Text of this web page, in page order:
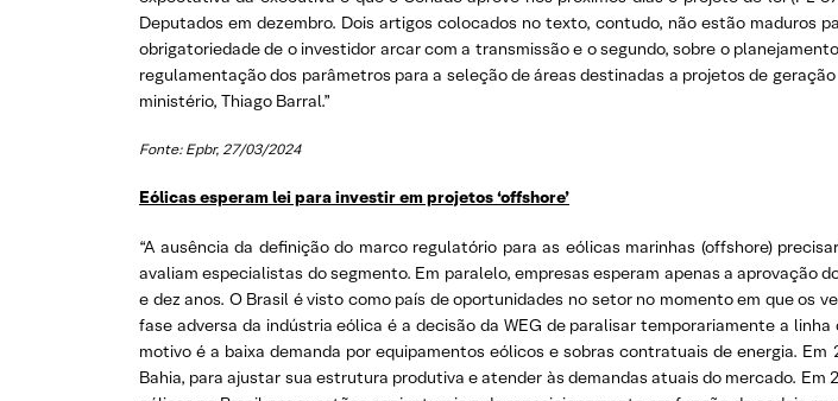
Deputados em dezembro. Dois artigos colocados no texto, contudo, não estão maduros
obrigatoriedade de o investidor arcar com a transmissão e o segundo, sobre o
regulamentação dos parâmetros para a seleção de áreas destinadas a projetos de
ministério, Thiago Barral.”
Fonte: Epbr, 27/03/2024
Eólicas esperam lei para investir em projetos ‘offshore’
“A ausência da definição do marco regulatório para as eólicas marinhas (offshore)
avaliam especialistas do segmento. Em paralelo, empresas esperam apenas a
e dez anos. O Brasil é visto como país de oportunidades no setor no momento em que os
fase adversa da indústria eólica é a decisão da WEG de paralisar temporariamente a
motivo é a baixa demanda por equipamentos eólicos e sobras contratuais de energia.
Bahia, para ajustar sua estrutura produtiva e atender às demandas atuais do mercado.